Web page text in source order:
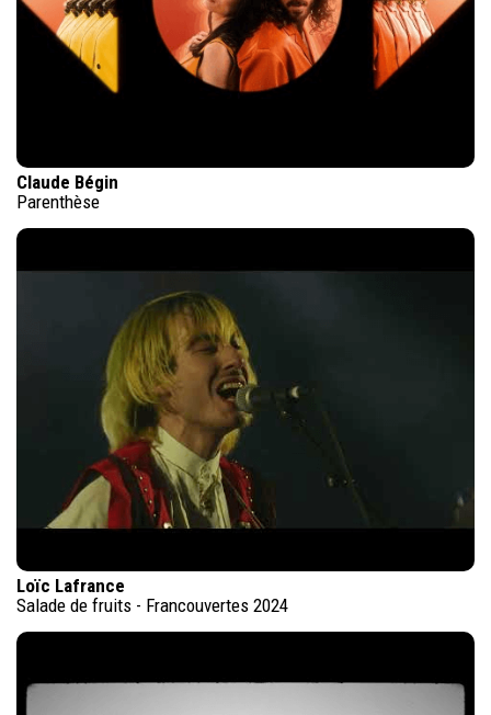
Claude Bégin
Parenthèse
Loïc Lafrance
Salade de fruits - Francouvertes 2024